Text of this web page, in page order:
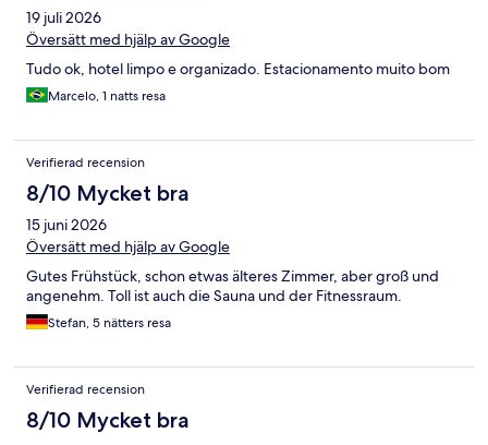
19 juli 2026
Översätt med hjälp av Google
Tudo ok, hotel limpo e organizado. Estacionamento muito bom
Marcelo, 1 natts resa
Verifierad recension
8/10 Mycket bra
15 juni 2026
Översätt med hjälp av Google
Gutes Frühstück, schon etwas älteres Zimmer, aber groß und
angenehm. Toll ist auch die Sauna und der Fitnessraum.
Stefan, 5 nätters resa
Verifierad recension
8/10 Mycket bra